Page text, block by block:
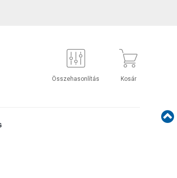
Összehasonlítás Kosár